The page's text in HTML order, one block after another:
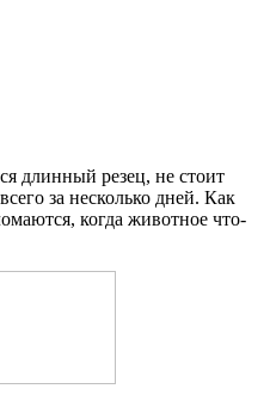
длинный резец, не стоит
за несколько дней. Как
когда животное что-